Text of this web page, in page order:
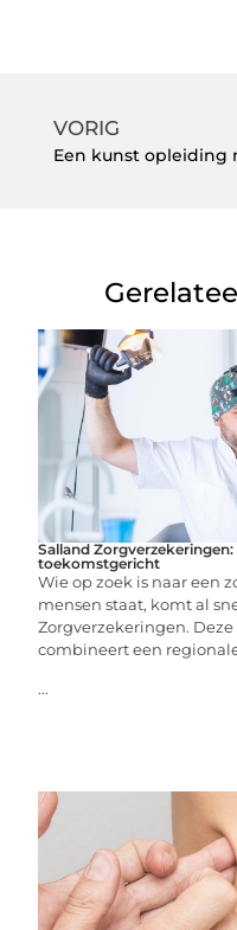
VORIG
Salland
toekomstgericht
Wie op zoek is naar een
mensen staat, komt al
Zorgverzekeringen.
combineert een
...